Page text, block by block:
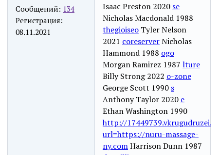
Сообщений: 134
Регистрация:
08.11.2021
Isaac Preston 2020 se
Nicholas Macdonald 1988
thegioiseo Tyler Nelson
2021 coreserverNicholas
Hammond 1988 ogo
Morgan Ramirez 1987 lture
Billy Strong 2022 o-zone
George Scott 1990 s
Anthony Taylor 2020 e
Ethan Washington 1990
http://
url=https://nuru-massage-
ny.comHarrison Dunn 1987